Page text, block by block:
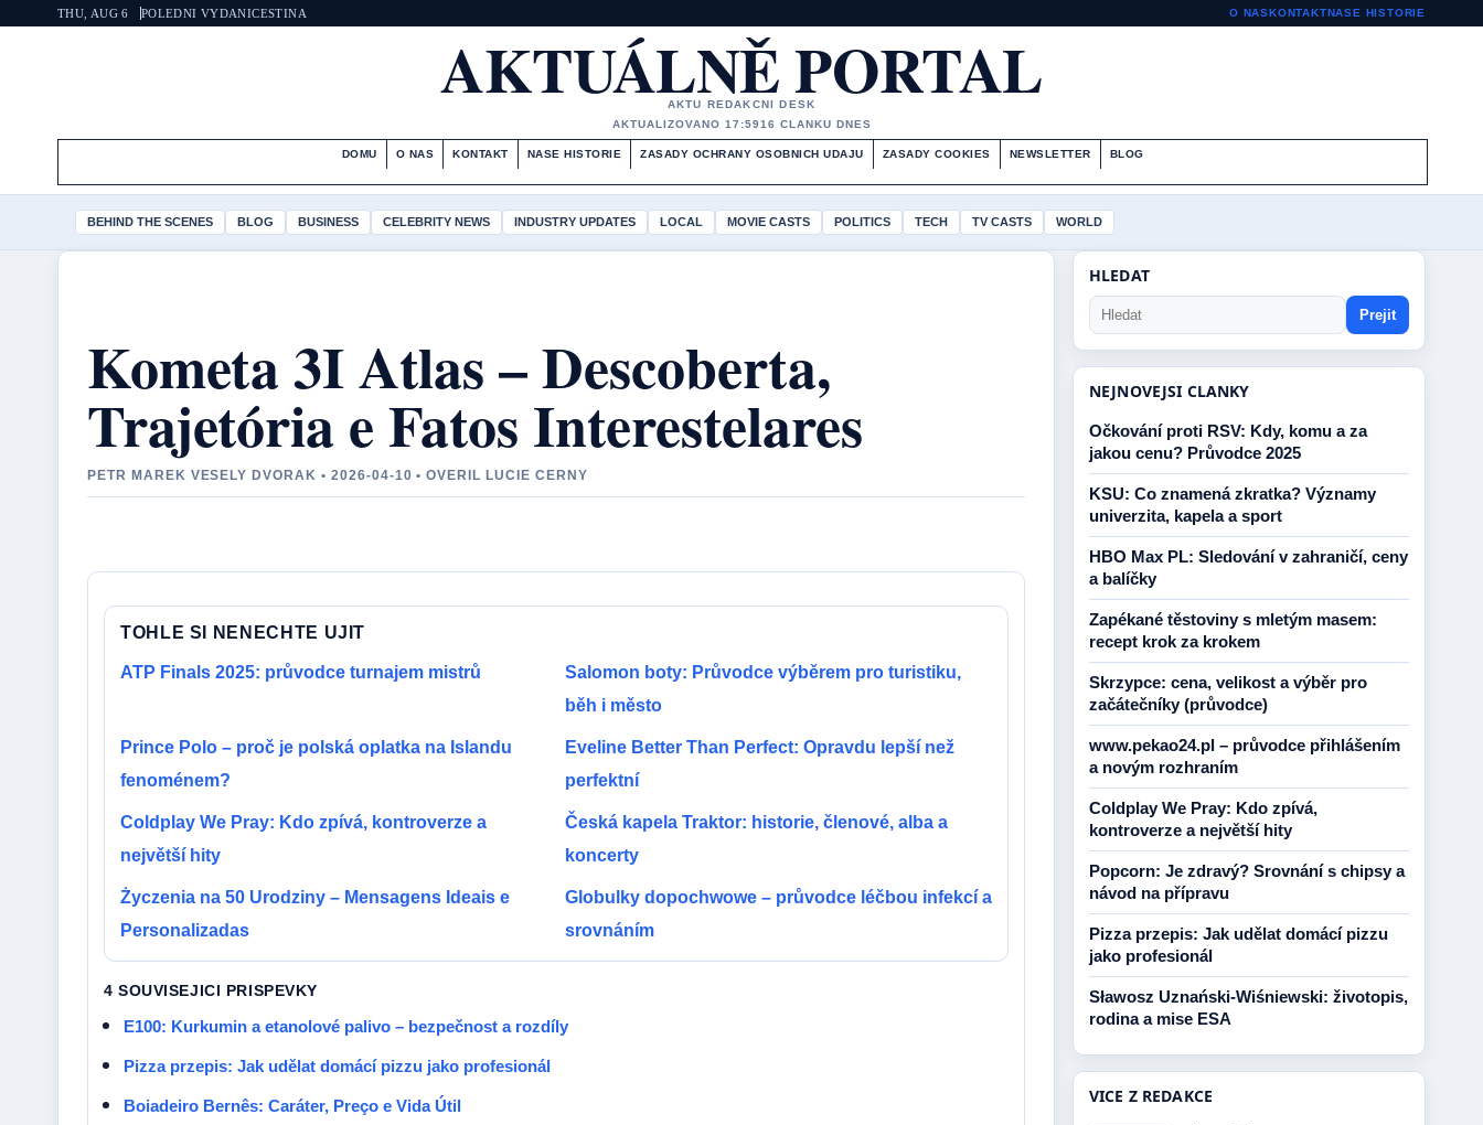
THU, AUG 6 POLEDNI VYDANICESTINA O NASKONTAKTNASE HISTORIE
AKTUÁLNĚ PORTAL
AKTU REDAKCNI DESK
AKTUALIZOVANO 17:5916 CLANKU DNES
DOMU O NAS KONTAKT NASE HISTORIE ZASADY OCHRANY OSOBNICH UDAJU ZASADY COOKIES NEWSLETTER BLOG
BEHIND THE SCENES BLOG BUSINESS CELEBRITY NEWS INDUSTRY UPDATES LOCAL MOVIE CASTS POLITICS TECH TV CASTS WORLD
Kometa 3I Atlas – Descoberta,
Trajetória e Fatos Interestelares
PETR MAREK VESELY DVORAK • 2026-04-10 • OVERIL LUCIE CERNY
TOHLE SI NENECHTE UJIT
ATP Finals 2025: průvodce turnajem mistrů
Salomon boty: Průvodce výběrem pro turistiku,
běh i město
Prince Polo – proč je polská oplatka na Islandu
fenoménem?
Eveline Better Than Perfect: Opravdu lepší než
perfektní
Coldplay We Pray: Kdo zpívá, kontroverze a
největší hity
Česká kapela Traktor: historie, členové, alba a
koncerty
Życzenia na 50 Urodziny – Mensagens Ideais e
Personalizadas
Globulky dopochwowe – průvodce léčbou infekcí a
srovnáním
4 SOUVISEJICI PRISPEVKY
E100: Kurkumin a etanolové palivo – bezpečnost a rozdíly
Pizza przepis: Jak udělat domácí pizzu jako profesionál
Boiadeiro Bernês: Caráter, Preço e Vida Útil
HLEDAT
Prejit
NEJNOVEJSI CLANKY
Očkování proti RSV: Kdy, komu a za
jakou cenu? Průvodce 2025
KSU: Co znamená zkratka? Významy
univerzita, kapela a sport
HBO Max PL: Sledování v zahraničí, ceny
a balíčky
Zapékané těstoviny s mletým masem:
recept krok za krokem
Skrzypce: cena, velikost a výběr pro
začátečníky (průvodce)
www.pekao24.pl – průvodce přihlášením
a novým rozhraním
Coldplay We Pray: Kdo zpívá,
kontroverze a největší hity
Popcorn: Je zdravý? Srovnání s chipsy a
návod na přípravu
Pizza przepis: Jak udělat domácí pizzu
jako profesionál
Sławosz Uznański-Wiśniewski: životopis,
rodina a mise ESA
VICE Z REDAKCE